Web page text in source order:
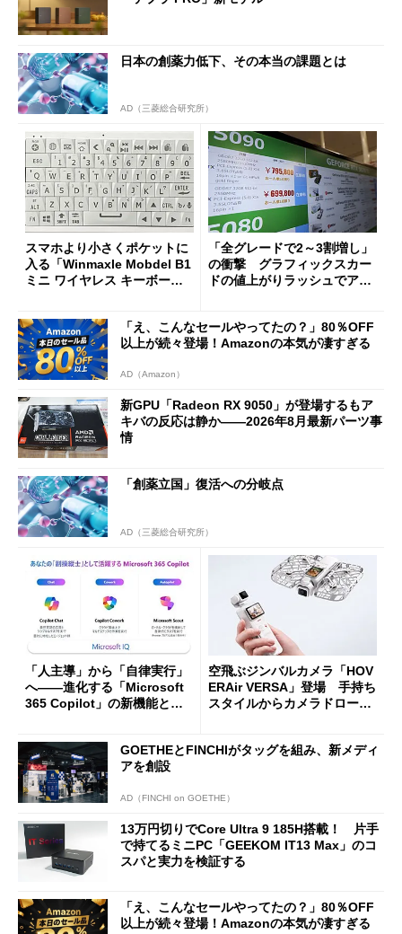
日本の創薬力低下、その本当の課題とは
AD（三菱総合研究所）
スマホより小さくポケットに
入る「Winmaxle Mobdel B1
ミニ ワイヤレス キーボー
「全グレードで2～3割増し」
の衝撃 グラフィックスカー
ドの値上がりラッシュでアキ
「え、こんなセールやってたの？」80％OFF
以上が続々登場！Amazonの本気が凄すぎる
AD（Amazon）
新GPU「Radeon RX 9050」が登場するもア
キバの反応は静か――2026年8月最新パーツ事
情
「創薬立国」復活への分岐点
AD（三菱総合研究所）
「人主導」から「自律実行」
へ――進化する「Microsoft
365 Copilot」の新機能とエ
空飛ぶジンバルカメラ「HOV
ERAir VERSA」登場 手持ち
スタイルからカメラドローン
GOETHEとFINCHIがタッグを組み、新メディ
アを創設
AD（FINCHI on GOETHE）
13万円切りでCore Ultra 9 185H搭載！ 片手
で持てるミニPC「GEEKOM IT13 Max」のコ
スパと実力を検証する
「え、こんなセールやってたの？」80％OFF
以上が続々登場！Amazonの本気が凄すぎる